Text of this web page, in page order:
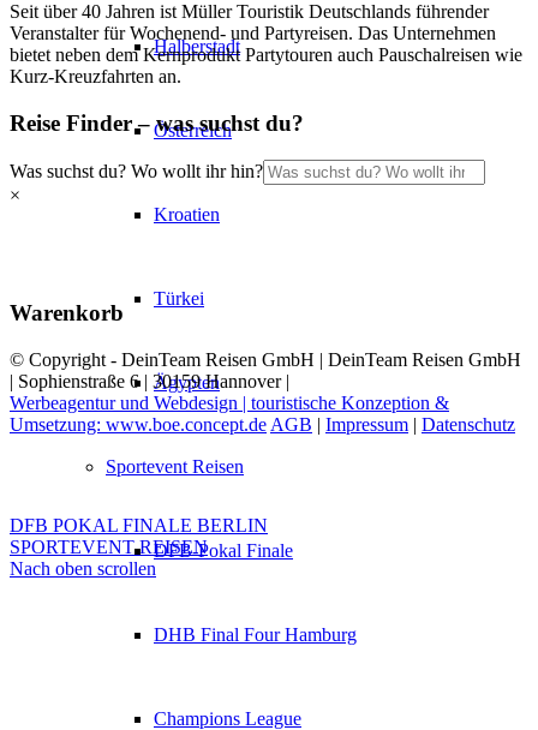
Halberstadt
Österreich
Kroatien
Türkei
Ägypten
Sportevent Reisen
DFB-Pokal Finale
DHB Final Four Hamburg
Champions League
Seit über 40 Jahren ist Müller Touristik Deutschlands führender
Veranstalter für Wochenend- und Partyreisen. Das Unternehmen
bietet neben dem Kernprodukt Partytouren auch Pauschalreisen wie
Kurz-Kreuzfahrten an.
Reise Finder – was suchst du?
Was suchst du? Wo wollt ihr hin?
×
Warenkorb
© Copyright - DeinTeam Reisen GmbH | DeinTeam Reisen GmbH
| Sophienstraße 6 | 30159 Hannover |
Werbeagentur und Webdesign | touristische Konzeption &
Umsetzung: www.boe.concept.de AGB | Impressum | Datenschutz
DFB POKAL FINALE BERLIN
SPORTEVENT REISEN
Nach oben scrollen